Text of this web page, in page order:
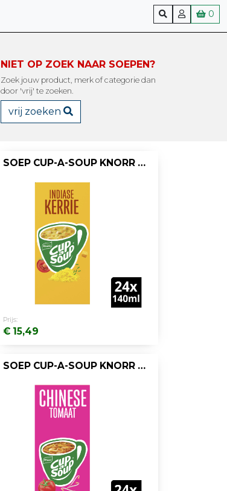
0
NIET OP ZOEK NAAR SOEPEN?
Zoek jouw product, merk of categorie dan
door 'vrij' te zoeken.
vrij zoeken
SOEP CUP-A-SOUP KNORR INDIAS KERRIE/DS24
Prijs:
€ 15,49
SOEP CUP-A-SOUP KNORR CHIN TOMAAT/DS 24